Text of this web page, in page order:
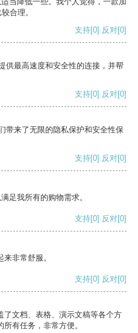
合理。
支持[0] 反对[0]
供最高速度和安全性的连接，并帮
支持[0] 反对[0]
带来了无限的隐私保护和安全性保
支持[0] 反对[0]
足我所有的购物需求。
支持[0] 反对[0]
非常舒服。
支持[0] 反对[0]
了文档、表格、演示文稿等各个方
有任务，非常方便。